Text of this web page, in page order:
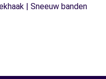
| Sneeuw banden